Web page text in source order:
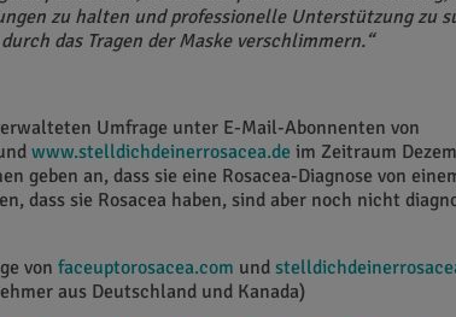
zu halten und professionelle Unterstützung zu
das Tragen der Maske verschlimmern.“
Umfrage unter E-Mail-Abonnenten von
www.stelldichdeinerrosacea.de im Zeitraum
geben an, dass sie eine Rosacea-Diagnose von
dass sie Rosacea haben, sind aber noch nicht
von faceuptorosacea.com und
aus Deutschland und Kanada)